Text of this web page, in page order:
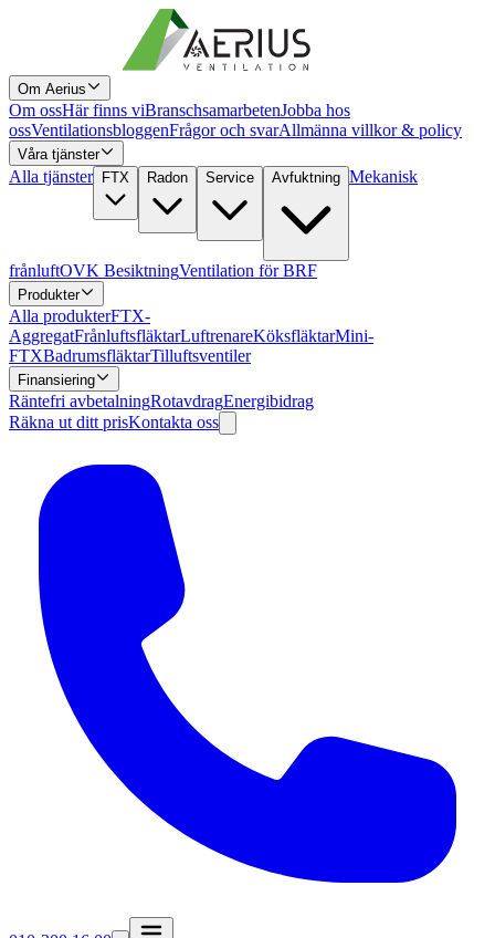
Om Aerius
Om ossHär finns viBranschsamarbetenJobba hos
ossVentilationsbloggenFrågor och svarAllmänna villkor & policy
Våra tjänster
Alla tjänster FTX Radon Service Avfuktning Mekanisk
frånluftOVK BesiktningVentilation för BRF
Produkter
Alla produkterFTX-
AggregatFrånluftsfläktarLuftrenareKöksfläktarMini-
FTXBadrumsfläktarTilluftsventiler
Finansiering
Räntefri avbetalningRotavdragEnergibidrag
Räkna ut ditt prisKontakta oss